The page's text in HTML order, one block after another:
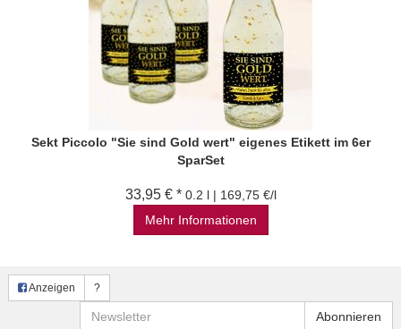
Sekt Piccolo "Sie sind Gold wert" eigenes Etikett im 6er
SparSet
33,95 € * 0.2 l | 169,75 €/l
Mehr Informationen
Anzeigen ?
Newsletter Abonnieren